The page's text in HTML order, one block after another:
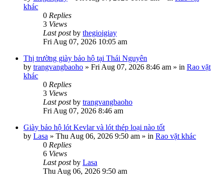
khác
0 Replies
3 Views
Last postby thegioigiay
Fri Aug 07, 2026 10:05 am
Thị trường giày bảo hộ tại Thái Nguyên
by trangvangbaoho » Fri Aug 07, 2026 8:46 am » in Rao vặt
khác
0 Replies
3 Views
Last postby trangvangbaoho
Fri Aug 07, 2026 8:46 am
Giày bảo hộ lót Kevlar và lót thép loại nào tốt
by Lasa » Thu Aug 06, 2026 9:50 am » in Rao vặt khác
0 Replies
6 Views
Last postby Lasa
Thu Aug 06, 2026 9:50 am